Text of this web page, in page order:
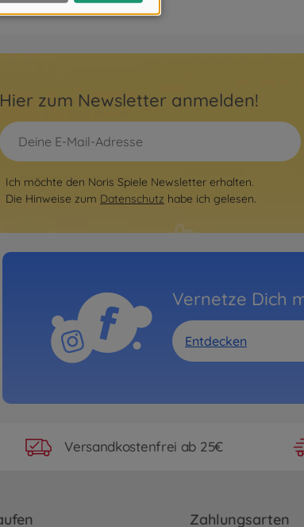
Hier zum Newsletter anmelden!
Ich möchte den Noris Spiele Newsletter erhalten.
Die Hinweise zum Datenschutz habe ich gelesen.
Vernetze Dich
Entdecken
Versandkostenfrei ab 25€
Zahlungsarten